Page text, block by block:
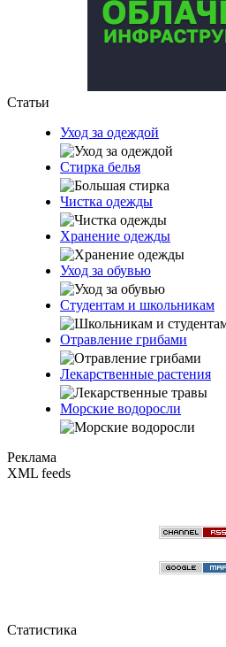
Статьи
Уход за одеждой
Стирка белья
Чистка одежды
Хранение одежды
Уход за обувью
Студентам и школьникам
Отравление грибами
Лекарственные растения
Морские водоросли
Реклама
XML feeds
Статистика